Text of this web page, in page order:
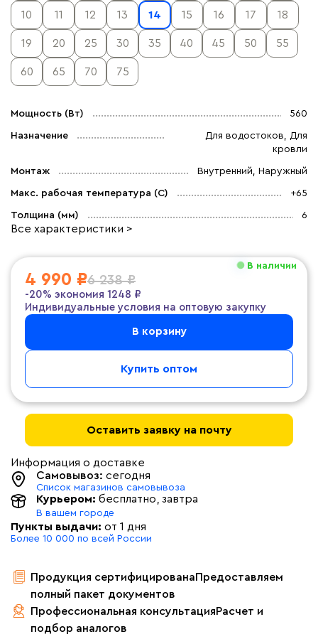
10 11 12 13 14 15 16 17 18
19 20 25 30 35 40 45 50 55
60 65 70 75
Мощность (Вт) 560
Назначение
Для водостоков, Для
кровли
Монтаж Внутренний, Наружный
Макс. рабочая температура (C) +65
Толщина (мм) 6
Все характеристики >
В наличии
4 990 ₽6 238 ₽
-20% экономия 1248 ₽
Индивидуальные условия на оптовую закупку
В корзину
Купить оптом
Оставить заявку на почту
Информация о доставке
Самовывоз: сегодня
Список магазинов самовывоза
Курьером: бесплатно , завтра
В вашем городе
Пункты выдачи: от 1 дня
Более 10 000 по всей России
Продукция сертифицированаПредоставляем
полный пакет документов
Профессиональная консультацияРасчет и
подбор аналогов